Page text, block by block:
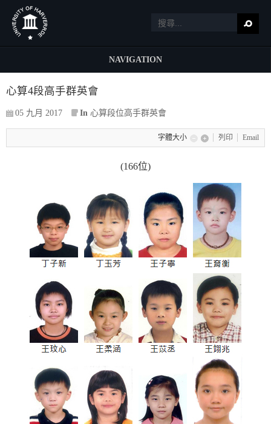
NAVIGATION
心算4段高手群英會
05 九月 2017 In 心算段位高手群英會
字體大小 列印 Email
(166位)